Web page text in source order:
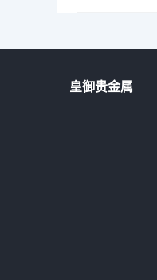
皇御贵金属